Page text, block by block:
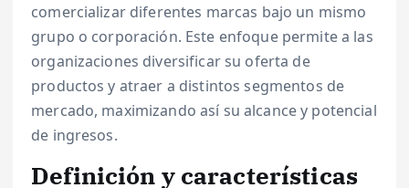
comercializar diferentes marcas bajo un mismo
grupo o corporación. Este enfoque permite a las
organizaciones diversificar su oferta de
productos y atraer a distintos segmentos de
mercado, maximizando así su alcance y potencial
de ingresos.
Definición y características